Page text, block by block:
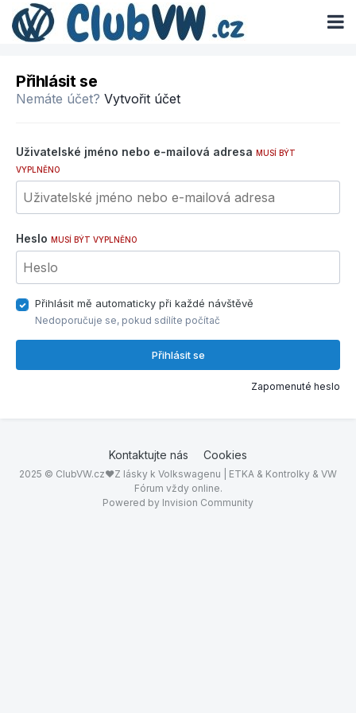
Přihlásit se
Nemáte účet? Vytvořit účet
Uživatelské jméno nebo e-mailová adresa MUSÍ BÝT
VYPLNĚNO
Heslo MUSÍ BÝT VYPLNĚNO
Přihlásit mě automaticky při každé návštěvě
Nedoporučuje se, pokud sdílíte počítač
Přihlásit se
Zapomenuté heslo
Kontaktujte nás Cookies
2025 © ClubVW.cz❤Z lásky k Volkswagenu | ETKA & Kontrolky & VW
Fórum vždy online.
Powered by Invision Community